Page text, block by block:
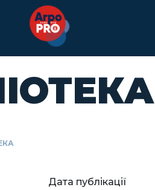
Дата публікації